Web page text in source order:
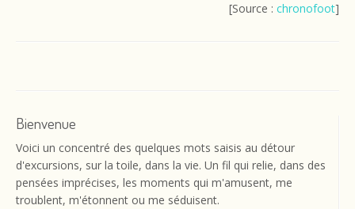
[Source : chronofoot]
Bienvenue
Voici un concentré des quelques mots saisis au détour
d'excursions, sur la toile, dans la vie. Un fil qui relie, dans des
pensées imprécises, les moments qui m'amusent, me
troublent, m'étonnent ou me séduisent.